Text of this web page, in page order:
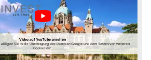
Video auf YouTube ansehen
willigen Sie in die Übertragung der Daten an Google und dem Setzen von weiteren
Cookies ein.